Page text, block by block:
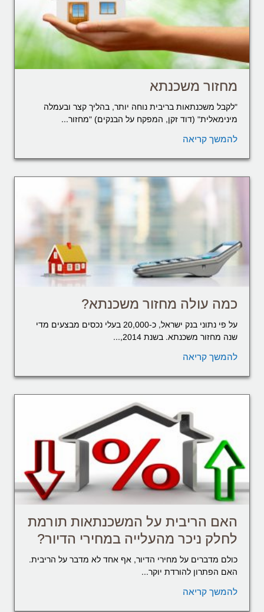
מחזור משכנתא
"לקבל משכנתאות בריבית נוחה יותר, בהליך קצר ובעמלה
מינימאלית" (דוד זקן, המפקח על הבנקים) "מחזור...
להמשך קריאה
כמה עולה מחזור משכנתא?
על פי נתוני בנק ישראל, כ-20,000 בעלי נכסים מבצעים מדי
שנה מחזור משכנתא. בשנת 2014,...
להמשך קריאה
האם הריבית על המשכנתאות תורמת
לחלק ניכר מהעלייה במחירי הדיור?
כולם מדברים על מחירי הדיור, אף אחד לא מדבר על הריבית.
האם הפתרון להורדת יוקר...
להמשך קריאה